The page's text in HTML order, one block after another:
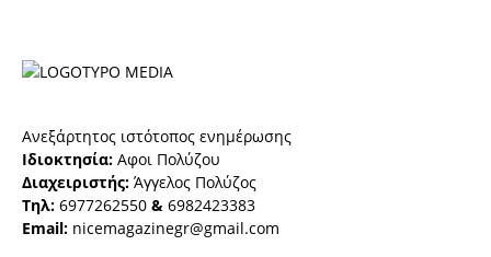
Ανεξάρτητος ιστότοπος ενημέρωσης
Ιδιοκτησία: Αφοι Πολύζου
Διαχειριστής: Άγγελος Πολύζος
Τηλ: 6977262550 & 6982423383
Email: nicemagazinegr@gmail.com